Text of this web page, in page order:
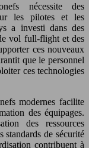
nécessite des
les pilotes et les
a investi dans des
vol full-flight et des
ces nouveaux
que le personnel
ces technologies
modernes facilite
des équipages.
des ressources
standards de sécurité
contribuent à